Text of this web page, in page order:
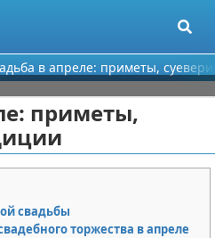
в апреле: приметы,
приметы,
свадьбы
торжества в апреле